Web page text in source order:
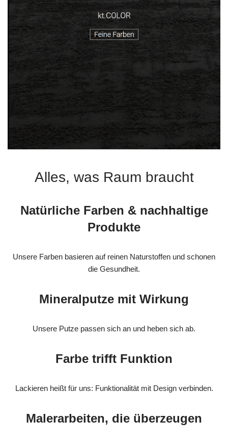
Alles, was Raum braucht
Natürliche Farben & nachhaltige
Produkte
Unsere Farben basieren auf reinen Naturstoffen und schonen
die Gesundheit.
Mineralputze mit Wirkung
Unsere Putze passen sich an und heben sich ab.
Farbe trifft Funktion
Lackieren heißt für uns: Funktionalität mit Design verbinden.
Malerarbeiten, die überzeugen